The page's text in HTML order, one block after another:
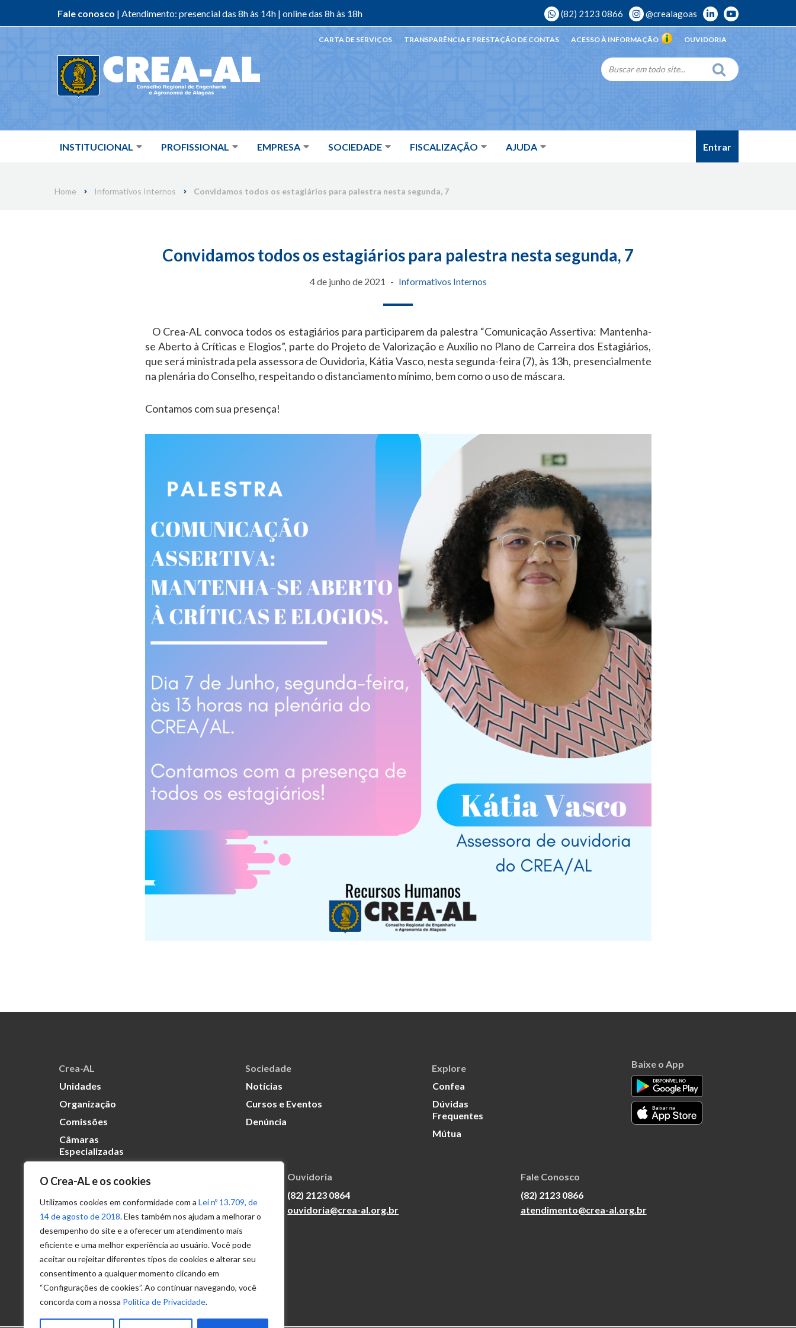
O Crea-AL e os cookies
Utilizamos cookies em conformidade com a Lei nº 13.709, de
14 de agosto de 2018. Eles também nos ajudam a melhorar o
desempenho do site e a oferecer um atendimento mais
eficiente e uma melhor experiência ao usuário. Você pode
aceitar ou rejeitar diferentes tipos de cookies e alterar seu
consentimento a qualquer momento clicando em
“Configurações de cookies”. Ao continuar navegando, você
concorda com a nossa Política de Privacidade.
Fale conosco | Atendimento: presencial das 8h às 14h | online das 8h às 18h (82) 2123 0866 @crealagoas
INSTITUCIONAL PROFISSIONAL EMPRESA SOCIEDADE FISCALIZAÇÃO AJUDA
OUVIDORIA
ACESSO À INFORMAÇÃO
TRANSPARÊNCIA E PRESTAÇÃO DE CONTAS
CARTA DE SERVIÇOS
Entrar
Home Informativos Internos Convidamos todos os estagiários para palestra nesta segunda, 7
Convidamos todos os estagiários para palestra nesta segunda, 7
4 de junho de 2021 Informativos Internos
O Crea-AL convoca todos os estagiários para participarem da palestra “Comunicação Assertiva: Mantenha-
se Aberto à Críticas e Elogios”, parte do Projeto de Valorização e Auxílio no Plano de Carreira dos Estagiários,
que será ministrada pela assessora de Ouvidoria, Kátia Vasco, nesta segunda-feira (7), às 13h, presencialmente
na plenária do Conselho, respeitando o distanciamento mínimo, bem como o uso de máscara.
Contamos com sua presença!
Crea-AL
Unidades
Organização
Comissões
Câmaras
Especializadas
Sociedade
Notícias
Cursos e Eventos
Denúncia
Explore
Confea
Dúvidas
Frequentes
Mútua
Baixe o App
Transparência
Portal
Acesso à
Informação
Política de
Privacidade de
Dados
Ouvidoria
(82) 2123 0864
ouvidoria@crea-al.org.br
Fale Conosco
(82) 2123 0866
atendimento@crea-al.org.br